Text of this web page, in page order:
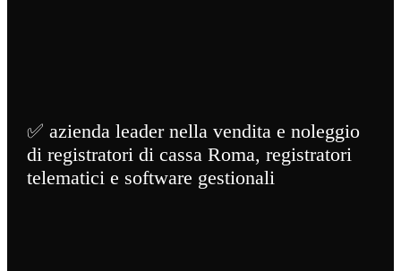
✅ azienda leader nella vendita e noleggio
di registratori di cassa Roma, registratori
telematici e software gestionali